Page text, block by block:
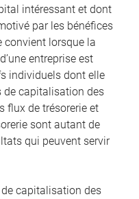
intéressant et dont
par les bénéfices
convient lorsque la
entreprise est
individuels dont elle
de capitalisation des
flux de trésorerie et
sont autant de
qui peuvent servir
de capitalisation des